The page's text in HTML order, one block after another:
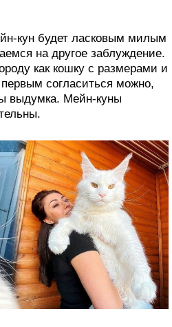
кун будет ласковым милым
на другое заблуждение.
как кошку с размерами и
согласиться можно,
выдумка. Мейн-куны